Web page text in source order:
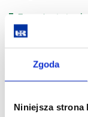
Zgoda
Niniejsza strona
Zagrożenia i
Zagrożenia i
Zarządzanie
Zasady